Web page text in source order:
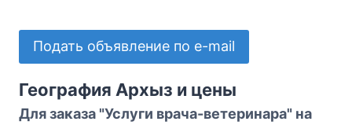
Подать объявление по e-mail
География Архыз и цены
Для заказа "Услуги врача-ветеринара" на